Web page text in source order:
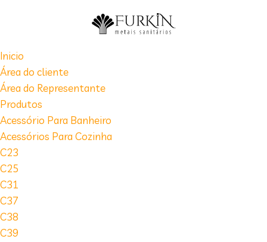
Inicio
Área do cliente
Área do Representante
Produtos
Acessório Para Banheiro
Acessórios Para Cozinha
C23
C25
C31
C37
C38
C39